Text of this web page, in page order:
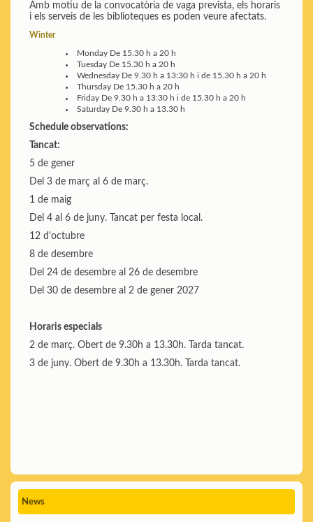
Amb motiu de la convocatòria de vaga prevista, els horaris
i els serveis de les biblioteques es poden veure afectats.
Winter
Monday De 15.30 h a 20 h
Tuesday De 15.30 h a 20 h
Wednesday De 9.30 h a 13:30 h i de 15.30 h a 20 h
Thursday De 15.30 h a 20 h
Friday De 9.30 h a 13:30 h i de 15.30 h a 20 h
Saturday De 9.30 h a 13.30 h
Schedule observations:
Tancat:
5 de gener
Del 3 de març al 6 de març.
1 de maig
Del 4 al 6 de juny. Tancat per festa local.
12 d'octubre
8 de desembre
Del 24 de desembre al 26 de desembre
Del 30 de desembre al 2 de gener 2027
Horaris especials
2 de març. Obert de 9.30h a 13.30h. Tarda tancat.
3 de juny. Obert de 9.30h a 13.30h. Tarda tancat.
News